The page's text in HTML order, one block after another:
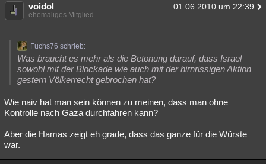
voidol 01.06.2010 um 22:39
ehemaliges Mitglied
Fuchs76 schrieb:
Was braucht es mehr als die Betonung darauf, dass Israel
sowohl mit der Blockade wie auch mit der hirnrissigen Aktion
gestern Völkerrecht gebrochen hat?
Wie naiv hat man sein können zu meinen, dass man ohne
Kontrolle nach Gaza durchfahren kann?
Aber die Hamas zeigt eh grade, dass das ganze für die Würste
war.